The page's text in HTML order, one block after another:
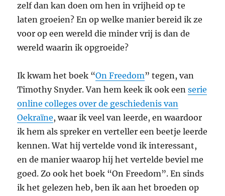
zelf dan kan doen om hen in vrijheid op te
laten groeien? En op welke manier bereid ik ze
voor op een wereld die minder vrij is dan de
wereld waarin ik opgroeide?
Ik kwam het boek “On Freedom” tegen, van
Timothy Snyder. Van hem keek ik ook eenserie
online colleges over de geschiedenis van
Oekraïne, waar ik veel van leerde, en waardoor
ik hem als spreker en verteller een beetje leerde
kennen. Wat hij vertelde vond ik interessant,
en de manier waarop hij het vertelde beviel me
goed. Zo ook het boek “On Freedom”. En sinds
ik het gelezen heb, ben ik aan het broeden op